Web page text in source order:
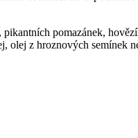
pomazánek,
olej z hroznových semínek